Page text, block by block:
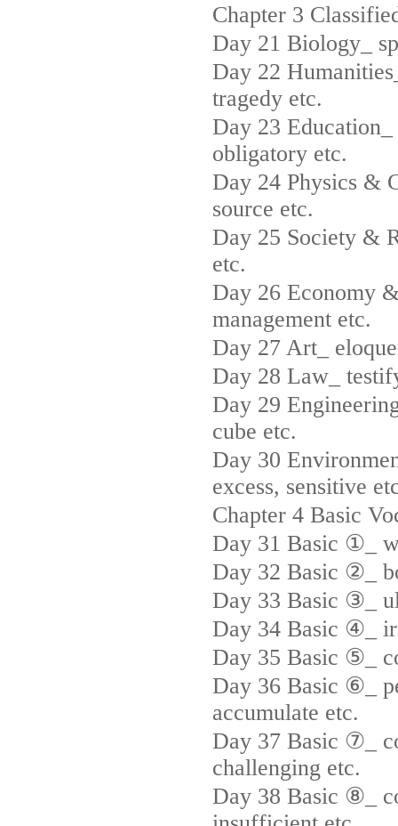
Chapter 3
Day 21 Biology_
Day 22
tragedy etc.
Day 23
obligatory etc.
Day 24 Physics &
source etc.
Day 25 Society &
etc.
Day 26 Economy
management etc.
Day 27 Art_
Day 28 Law_
Day 29
cube etc.
Day 30
excess, sensitive
Chapter 4 Basic
Day 31 Basic ①_
Day 32 Basic ②_
Day 33 Basic ③_
Day 34 Basic ④_
Day 35 Basic ⑤_
Day 36 Basic ⑥_
accumulate etc.
Day 37 Basic ⑦_
challenging etc.
Day 38 Basic ⑧_